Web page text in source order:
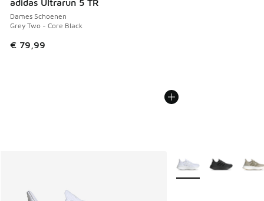
adidas Ultrarun 5 TR
Dames Schoenen
Grey Two - Core Black
€ 79,99
Meer kleuren